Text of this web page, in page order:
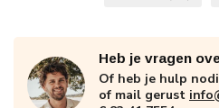
Heb je vragen
Of heb je hulp
of mail gerust